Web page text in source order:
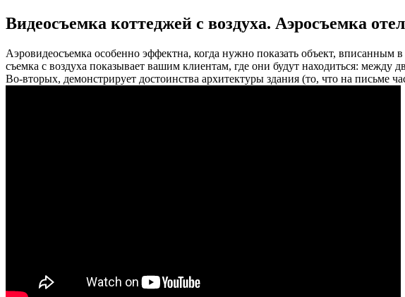
Видеосъемка коттеджей с воздуха. Аэросъемка
Аэровидеосъемка особенно эффектна, когда нужно показать объект,
съемка с воздуха показывает вашим клиентам, где они будут находиться: между
Во-вторых, демонстрирует достоинства архитектуры здания (то, что на письме